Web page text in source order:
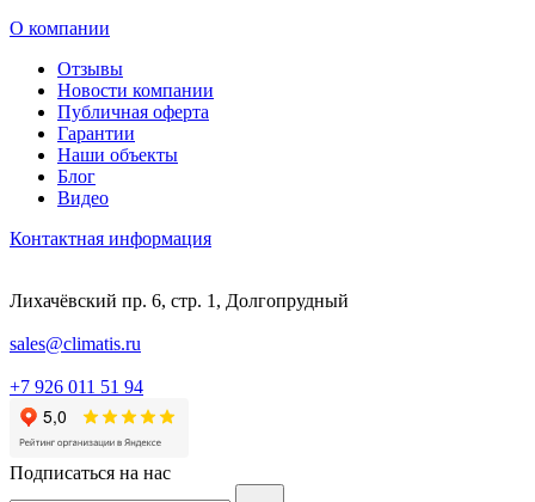
О компании
Отзывы
Новости компании
Публичная оферта
Гарантии
Наши объекты
Блог
Видео
Контактная информация
Лихачёвский пр. 6, стр. 1, Долгопрудный
sales@climatis.ru
+7 926 011 51 94
Подписаться на нас